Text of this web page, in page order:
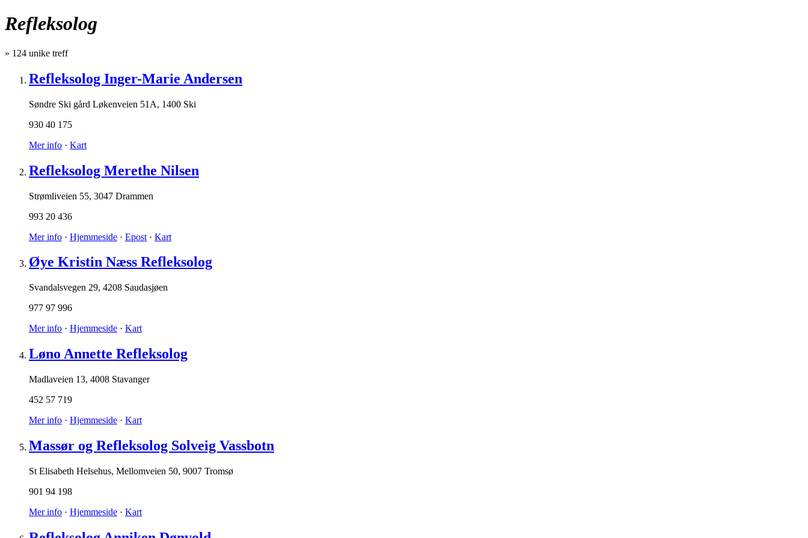
Refleksolog
» 124 unike treff
Refleksolog Inger-Marie Andersen
Søndre Ski gård Løkenveien 51A, 1400 Ski
930 40 175
Mer info · Kart
Refleksolog Merethe Nilsen
Strømliveien 55, 3047 Drammen
993 20 436
Mer info · Hjemmeside · Epost · Kart
Øye Kristin Næss Refleksolog
Svandalsvegen 29, 4208 Saudasjøen
977 97 996
Mer info · Hjemmeside · Kart
Løno Annette Refleksolog
Madlaveien 13, 4008 Stavanger
452 57 719
Mer info · Hjemmeside · Kart
Massør og Refleksolog Solveig Vassbotn
St Elisabeth Helsehus, Mellomveien 50, 9007 Tromsø
901 94 198
Mer info · Hjemmeside · Kart